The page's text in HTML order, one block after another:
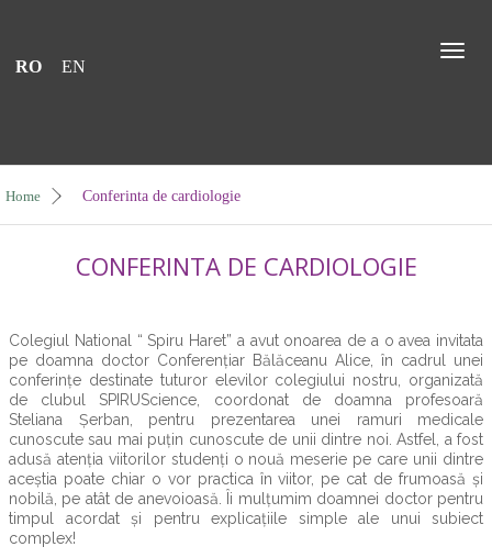
RO EN
Home Conferinta de cardiologie
CONFERINTA DE CARDIOLOGIE
Colegiul National “ Spiru Haret” a avut onoarea de a o avea invitata
pe doamna doctor Conferențiar Bălăceanu Alice, în cadrul unei
conferințe destinate tuturor elevilor colegiului nostru, organizată
de clubul SPIRUScience, coordonat de doamna profesoară
Steliana Șerban, pentru prezentarea unei ramuri medicale
cunoscute sau mai puțin cunoscute de unii dintre noi. Astfel, a fost
adusă atenția viitorilor studenți o nouă meserie pe care unii dintre
aceștia poate chiar o vor practica în viitor, pe cat de frumoasă și
nobilă, pe atât de anevoioasă. Îi mulțumim doamnei doctor pentru
timpul acordat și pentru explicațiile simple ale unui subiect
complex!